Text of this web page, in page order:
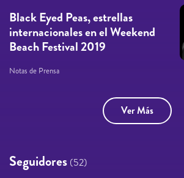
Black Eyed Peas, estrellas
internacionales en el Weekend
Beach Festival 2019
Notas de Prensa
Ver Más
Seguidores (52)